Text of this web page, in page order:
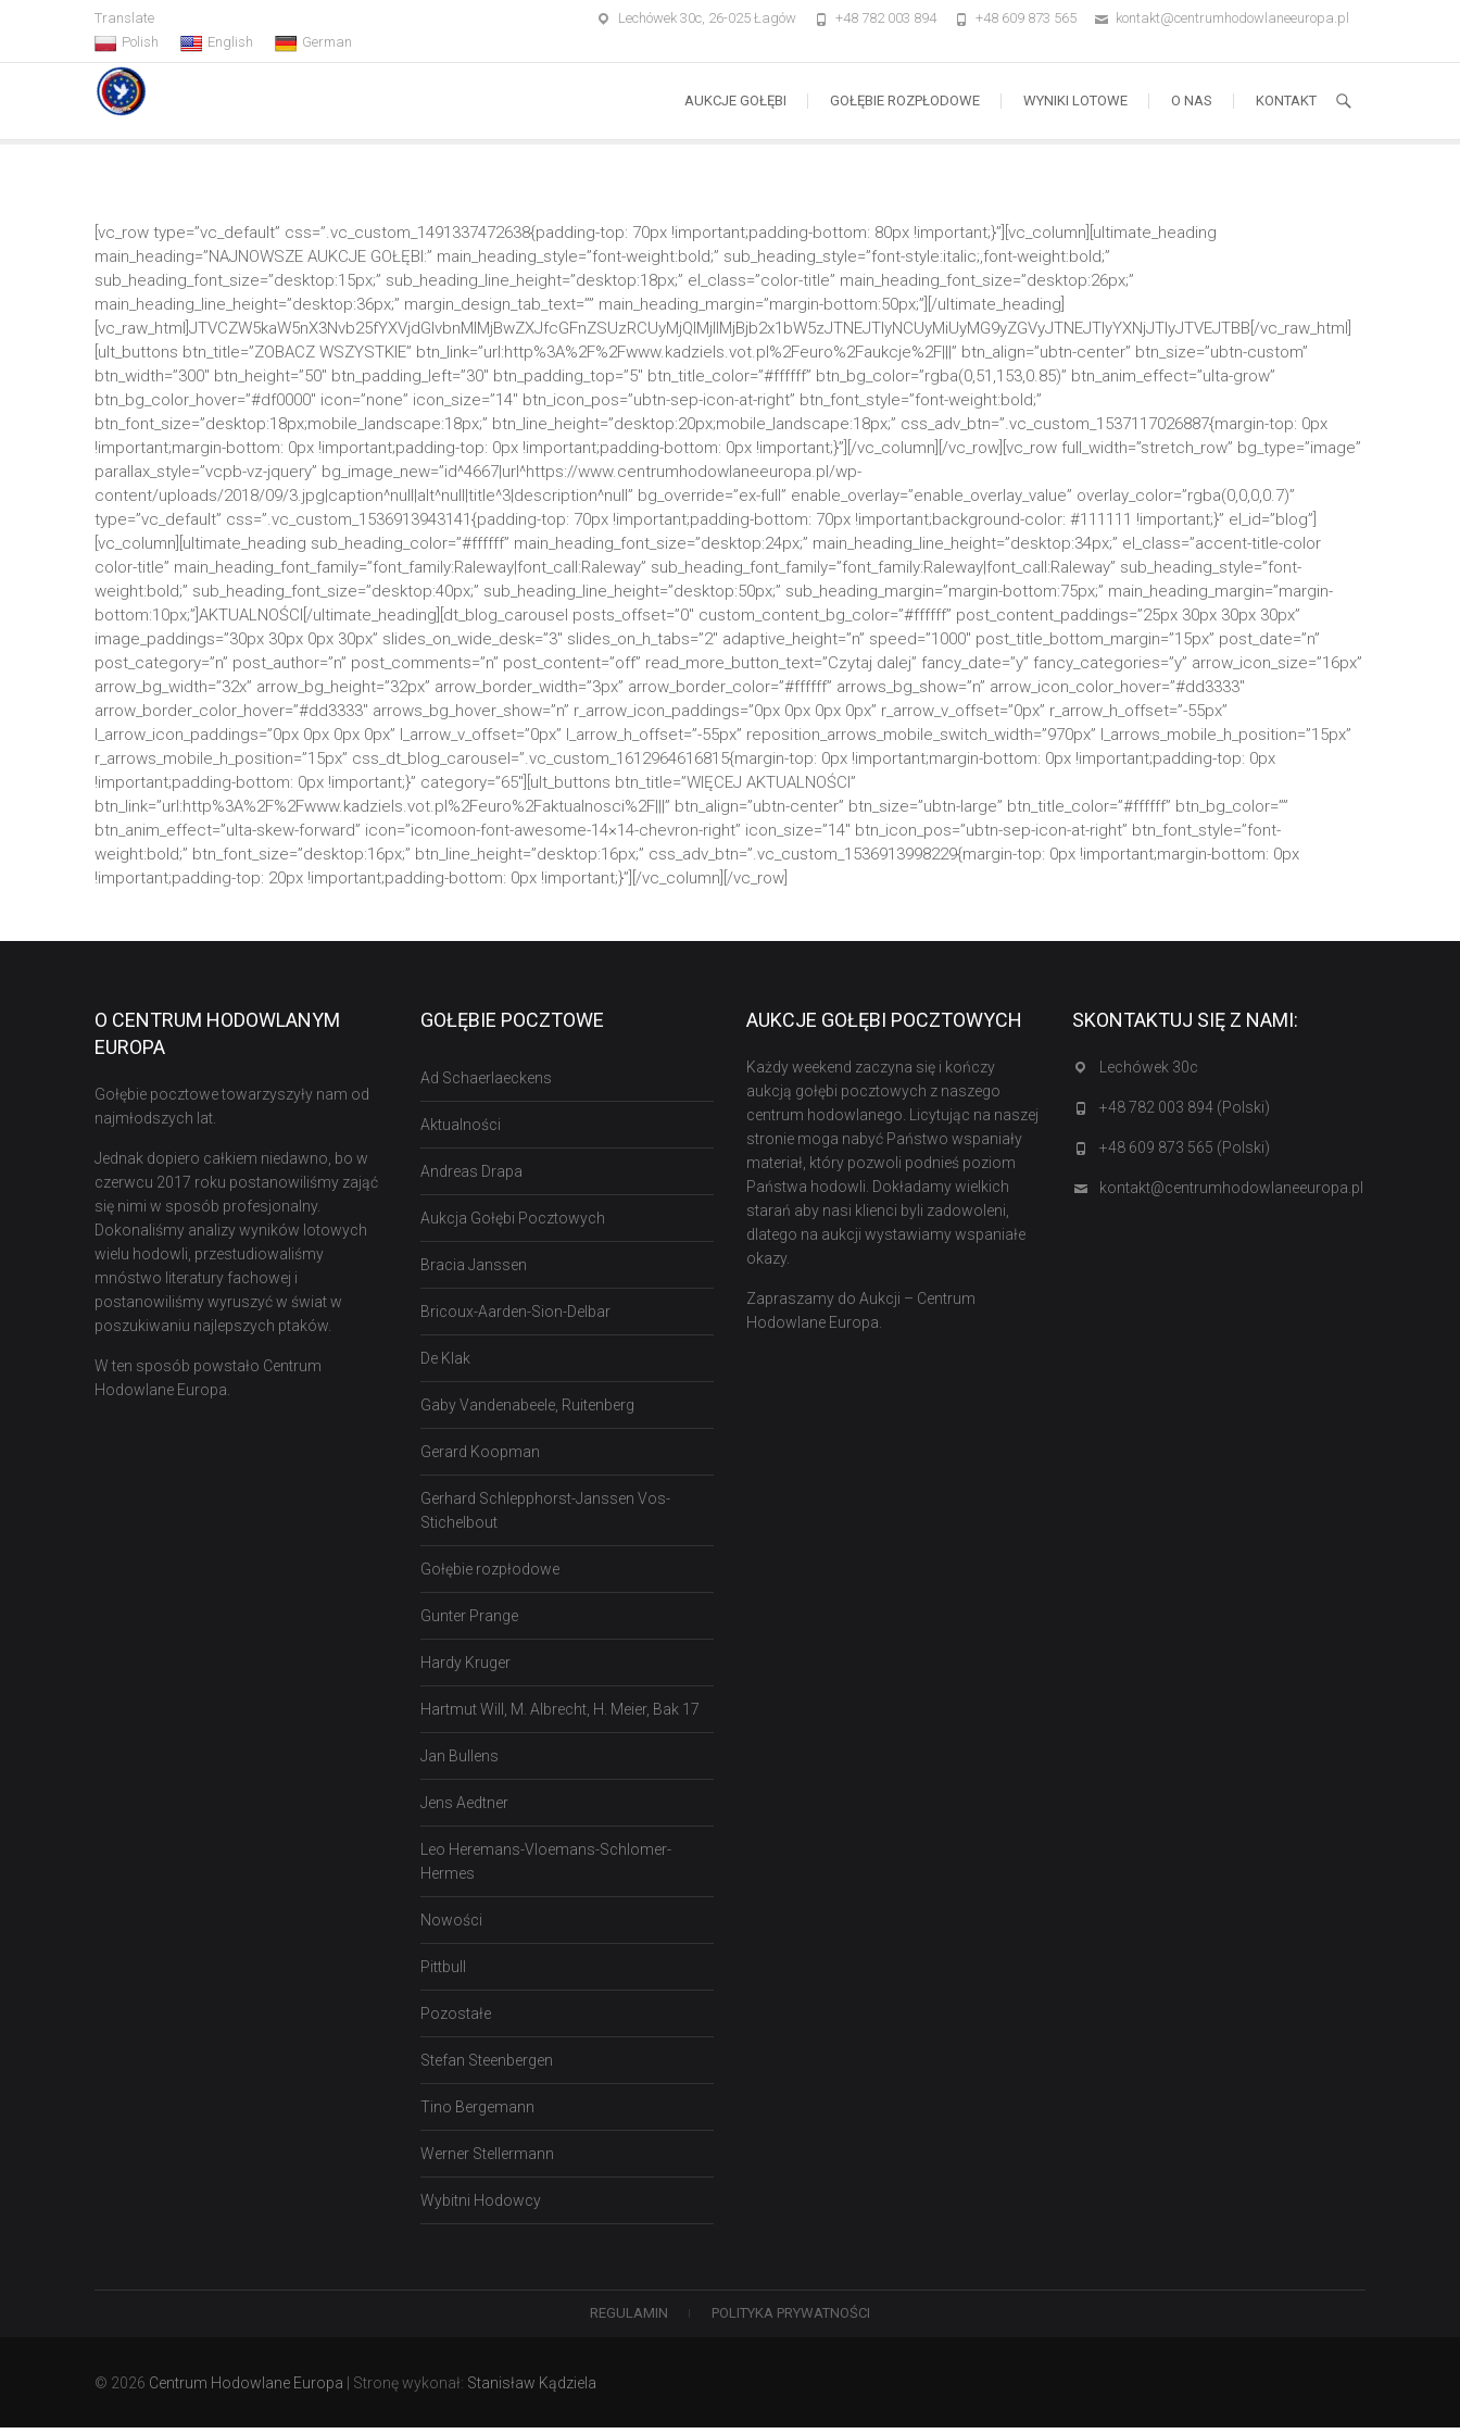
i
Translate
Polish
English German
Lechówek 30c, 26-025 Łagów +48 782 003 894 +48 609 873 565 kontakt@centrumhodowlaneeuropa.pl
Centrum Hodowlane Europa
Aukcje Gołebi Pocztowych – Sprzedaż Gołębi AUKCJE GOŁĘBI GOŁĘBIE ROZPŁODOWE WYNIKI LOTOWE O NAS KONTAKT
[vc_row type=”vc_default” css=”.vc_custom_1491337472638{padding-top: 70px !important;padding-bottom: 80px !important;}”][vc_column][ultimate_heading
main_heading=”NAJNOWSZE AUKCJE GOŁĘBI:” main_heading_style=”font-weight:bold;” sub_heading_style=”font-style:italic;,font-weight:bold;”
sub_heading_font_size=”desktop:15px;” sub_heading_line_height=”desktop:18px;” el_class=”color-title” main_heading_font_size=”desktop:26px;”
main_heading_line_height=”desktop:36px;” margin_design_tab_text=”” main_heading_margin=”margin-bottom:50px;”][/ultimate_heading]
[vc_raw_html]JTVCZW5kaW5nX3Nvb25fYXVjdGlvbnMlMjBwZXJfcGFnZSUzRCUyMjQlMjIlMjBjb2x1bW5zJTNEJTIyNCUyMiUyMG9yZGVyJTNEJTIyYXNjJTIyJTVEJTBB[/vc_raw_html]
[ult_buttons btn_title=”ZOBACZ WSZYSTKIE” btn_link=”url:http%3A%2F%2Fwww.kadziels.vot.pl%2Feuro%2Faukcje%2F|||” btn_align=”ubtn-center” btn_size=”ubtn-custom”
btn_width=”300″ btn_height=”50″ btn_padding_left=”30″ btn_padding_top=”5″ btn_title_color=”#ffffff” btn_bg_color=”rgba(0,51,153,0.85)” btn_anim_effect=”ulta-grow”
btn_bg_color_hover=”#df0000″ icon=”none” icon_size=”14″ btn_icon_pos=”ubtn-sep-icon-at-right” btn_font_style=”font-weight:bold;”
btn_font_size=”desktop:18px;mobile_landscape:18px;” btn_line_height=”desktop:20px;mobile_landscape:18px;” css_adv_btn=”.vc_custom_1537117026887{margin-top: 0px
!important;margin-bottom: 0px !important;padding-top: 0px !important;padding-bottom: 0px !important;}”][/vc_column][/vc_row][vc_row full_width=”stretch_row” bg_type=”image”
parallax_style=”vcpb-vz-jquery” bg_image_new=”id^4667|url^https://www.centrumhodowlaneeuropa.pl/wp-
content/uploads/2018/09/3.jpg|caption^null|alt^null|title^3|description^null” bg_override=”ex-full” enable_overlay=”enable_overlay_value” overlay_color=”rgba(0,0,0,0.7)”
type=”vc_default” css=”.vc_custom_1536913943141{padding-top: 70px !important;padding-bottom: 70px !important;background-color: #111111 !important;}” el_id=”blog”]
[vc_column][ultimate_heading sub_heading_color=”#ffffff” main_heading_font_size=”desktop:24px;” main_heading_line_height=”desktop:34px;” el_class=”accent-title-color
color-title” main_heading_font_family=”font_family:Raleway|font_call:Raleway” sub_heading_font_family=”font_family:Raleway|font_call:Raleway” sub_heading_style=”font-
weight:bold;” sub_heading_font_size=”desktop:40px;” sub_heading_line_height=”desktop:50px;” sub_heading_margin=”margin-bottom:75px;” main_heading_margin=”margin-
bottom:10px;”]AKTUALNOŚCI[/ultimate_heading][dt_blog_carousel posts_offset=”0″ custom_content_bg_color=”#ffffff” post_content_paddings=”25px 30px 30px 30px”
image_paddings=”30px 30px 0px 30px” slides_on_wide_desk=”3″ slides_on_h_tabs=”2″ adaptive_height=”n” speed=”1000″ post_title_bottom_margin=”15px” post_date=”n”
post_category=”n” post_author=”n” post_comments=”n” post_content=”off” read_more_button_text=”Czytaj dalej” fancy_date=”y” fancy_categories=”y” arrow_icon_size=”16px”
arrow_bg_width=”32x” arrow_bg_height=”32px” arrow_border_width=”3px” arrow_border_color=”#ffffff” arrows_bg_show=”n” arrow_icon_color_hover=”#dd3333″
arrow_border_color_hover=”#dd3333″ arrows_bg_hover_show=”n” r_arrow_icon_paddings=”0px 0px 0px 0px” r_arrow_v_offset=”0px” r_arrow_h_offset=”-55px”
l_arrow_icon_paddings=”0px 0px 0px 0px” l_arrow_v_offset=”0px” l_arrow_h_offset=”-55px” reposition_arrows_mobile_switch_width=”970px” l_arrows_mobile_h_position=”15px”
r_arrows_mobile_h_position=”15px” css_dt_blog_carousel=”.vc_custom_1612964616815{margin-top: 0px !important;margin-bottom: 0px !important;padding-top: 0px
!important;padding-bottom: 0px !important;}” category=”65″][ult_buttons btn_title=”WIĘCEJ AKTUALNOŚCI”
btn_link=”url:http%3A%2F%2Fwww.kadziels.vot.pl%2Feuro%2Faktualnosci%2F|||” btn_align=”ubtn-center” btn_size=”ubtn-large” btn_title_color=”#ffffff” btn_bg_color=””
btn_anim_effect=”ulta-skew-forward” icon=”icomoon-font-awesome-14×14-chevron-right” icon_size=”14″ btn_icon_pos=”ubtn-sep-icon-at-right” btn_font_style=”font-
weight:bold;” btn_font_size=”desktop:16px;” btn_line_height=”desktop:16px;” css_adv_btn=”.vc_custom_1536913998229{margin-top: 0px !important;margin-bottom: 0px
!important;padding-top: 20px !important;padding-bottom: 0px !important;}”][/vc_column][/vc_row]
O CENTRUM HODOWLANYM
EUROPA
Gołębie pocztowe towarzyszyły nam od
najmłodszych lat.
Jednak dopiero całkiem niedawno, bo w
czerwcu 2017 roku postanowiliśmy zająć
się nimi w sposób profesjonalny.
Dokonaliśmy analizy wyników lotowych
wielu hodowli, przestudiowaliśmy
mnóstwo literatury fachowej i
postanowiliśmy wyruszyć w świat w
poszukiwaniu najlepszych ptaków.
W ten sposób powstało Centrum
Hodowlane Europa.
GOŁĘBIE POCZTOWE
Ad Schaerlaeckens
Aktualności
Andreas Drapa
Aukcja Gołębi Pocztowych
Bracia Janssen
Bricoux-Aarden-Sion-Delbar
De Klak
Gaby Vandenabeele, Ruitenberg
Gerard Koopman
Gerhard Schlepphorst-Janssen Vos-
Stichelbout
Gołębie rozpłodowe
Gunter Prange
Hardy Kruger
Hartmut Will, M. Albrecht, H. Meier, Bak 17
Jan Bullens
Jens Aedtner
Leo Heremans-Vloemans-Schlomer-
Hermes
Nowości
Pittbull
Pozostałe
Stefan Steenbergen
Tino Bergemann
Werner Stellermann
Wybitni Hodowcy
AUKCJE GOŁĘBI POCZTOWYCH
Każdy weekend zaczyna się i kończy
aukcją gołębi pocztowych z naszego
centrum hodowlanego. Licytując na naszej
stronie moga nabyć Państwo wspaniały
materiał, który pozwoli podnieś poziom
Państwa hodowli. Dokładamy wielkich
starań aby nasi klienci byli zadowoleni,
dlatego na aukcji wystawiamy wspaniałe
okazy.
Zapraszamy do Aukcji – Centrum
Hodowlane Europa.
SKONTAKTUJ SIĘ Z NAMI:
Lechówek 30c
+48 782 003 894 (Polski)
+48 609 873 565 (Polski)
kontakt@centrumhodowlaneeuropa.pl
REGULAMIN POLITYKA PRYWATNOŚCI
© 2026 Centrum Hodowlane Europa | Stronę wykonał: Stanisław Kądziela